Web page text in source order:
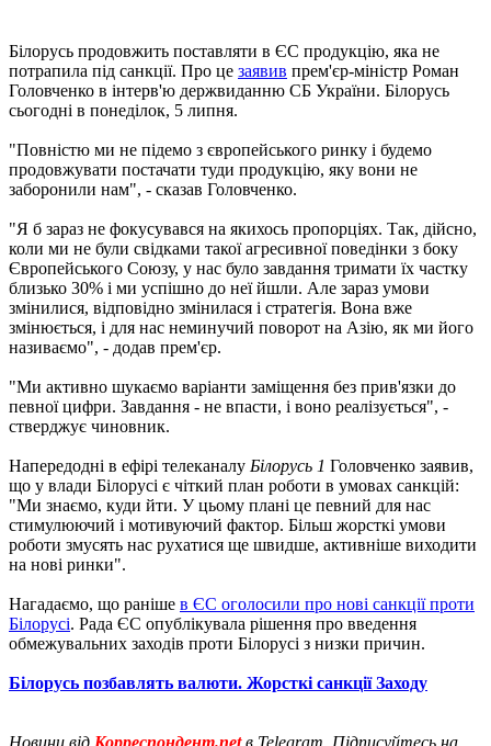
Білорусь продовжить поставляти в ЄС продукцію, яка не
потрапила під санкції. Про це заявив прем'єр-міністр Роман
Головченко в інтерв'ю держвиданню СБ України. Білорусь
сьогодні в понеділок, 5 липня.
"Повністю ми не підемо з європейського ринку і будемо
продовжувати постачати туди продукцію, яку вони не
заборонили нам", - сказав Головченко.
"Я б зараз не фокусувався на якихось пропорціях. Так, дійсно,
коли ми не були свідками такої агресивної поведінки з боку
Європейського Союзу, у нас було завдання тримати їх частку
близько 30% і ми успішно до неї йшли. Але зараз умови
змінилися, відповідно змінилася і стратегія. Вона вже
змінюється, і для нас неминучий поворот на Азію, як ми його
називаємо", - додав прем'єр.
"Ми активно шукаємо варіанти заміщення без прив'язки до
певної цифри. Завдання - не впасти, і воно реалізується", -
стверджує чиновник.
Напередодні в ефірі телеканалу Білорусь 1 Головченко заявив,
що у влади Білорусі є чіткий план роботи в умовах санкцій:
"Ми знаємо, куди йти. У цьому плані це певний для нас
стимулюючий і мотивуючий фактор. Більш жорсткі умови
роботи змусять нас рухатися ще швидше, активніше виходити
на нові ринки".
Нагадаємо, що раніше в ЄС оголосили про нові санкції проти
Білорусі. Рада ЄС опублікувала рішення про введення
обмежувальних заходів проти Білорусі з низки причин.
Білорусь позбавлять валюти. Жорсткі санкції Заходу
Новини від Корреспондент.netв Telegram. Підписуйтесь на